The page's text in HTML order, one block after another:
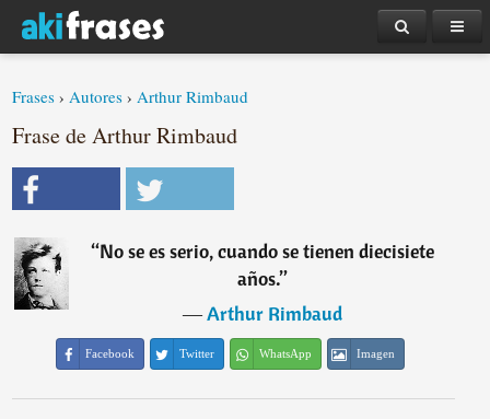
Frases ›Autores ›Arthur Rimbaud
Frase de Arthur Rimbaud
“No se es serio, cuando se tienen diecisiete
años.”
―Arthur Rimbaud
Facebook Twitter WhatsApp Imagen